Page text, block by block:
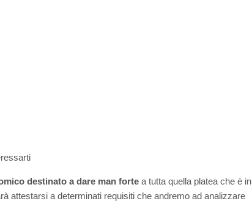
destinato a dare man forte a tutta quella platea che è in
attestarsi a determinati requisiti che andremo ad analizzare